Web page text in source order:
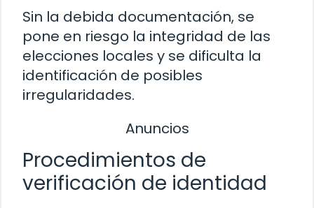
Sin la debida documentación, se
pone en riesgo la integridad de las
elecciones locales y se dificulta la
identificación de posibles
irregularidades.
Anuncios
Procedimientos de
verificación de identidad